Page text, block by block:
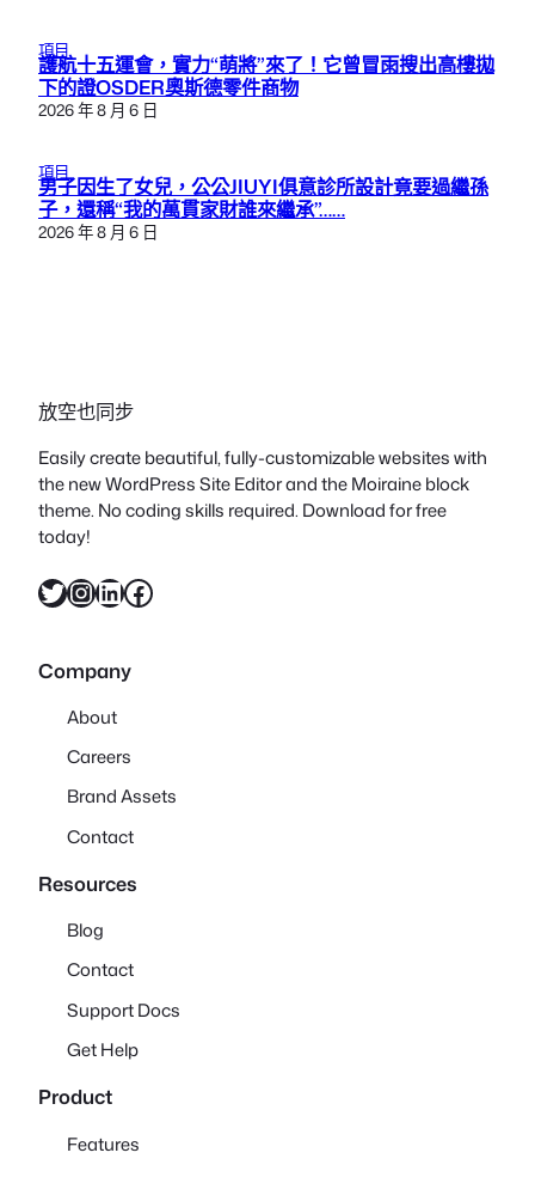
項目
護航十五運會，實力“萌將”來了！它曾冒雨搜出高樓拋
下的證OSDER奧斯德零件商物
2026 年 8 月 6 日
項目
男子因生了女兒，公公JIUYI俱意診所設計竟要過繼孫
子，還稱“我的萬貫家財誰來繼承”……
2026 年 8 月 6 日
放空也同步
Easily create beautiful, fully-customizable websites with
the new WordPress Site Editor and the Moiraine block
theme. No coding skills required. Download for free
today!
X InstagramLinkedIn Facebook
Company
About
Careers
Brand Assets
Contact
Resources
Blog
Contact
Support Docs
Get Help
Product
Features